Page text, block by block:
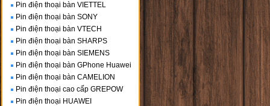
Pin điện thoại bàn VIETTEL
Pin điện thoại bàn SONY
Pin điện thoại bàn VTECH
Pin điện thoại bàn SHARPS
Pin điện thoại bàn SIEMENS
Pin điện thoại bàn GPhone Huawei
Pin điện thoại bàn CAMELION
Pin điện thoại cao cấp GREPOW
Pin điện thoại HUAWEI